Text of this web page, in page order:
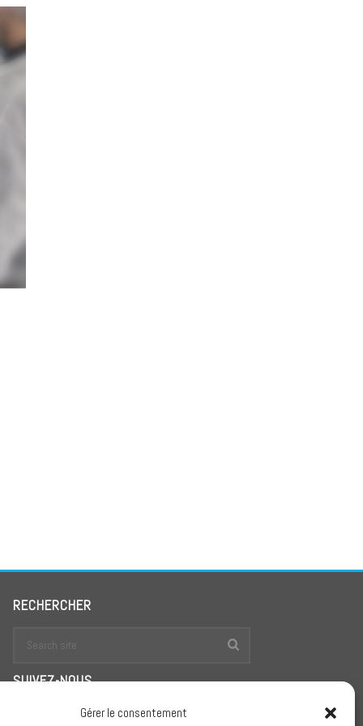
Gérer le consentement
RECHERCHER
SUIVEZ-NOUS